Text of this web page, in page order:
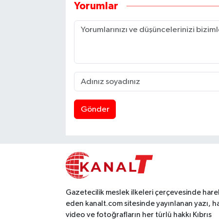
Yorumlar
Gönder
Gazetecilik meslek ilkeleri çerçevesinde
eden kanalt.com sitesinde yayınlanan yazı,
video ve fotoğrafların her türlü hakkı Kıbrıs